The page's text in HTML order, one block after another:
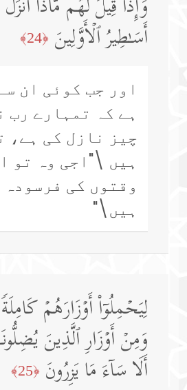
وَإِذَا قِیلَ لَهُم مَّاذَاۤ
أَسَـٰطِیرُ ٱلۡأَوَّلِینَ ﴿24﴾
اور جب کوئی ان
ہے کہ تمہارے رب
چیز نازل کی ہے،
ہیں \"اجی وہ تو
وقتوں کی
ہیں\"
لِیَحۡمِلُوۤا۟ أَوۡزَارَهُمۡ
وَمِنۡ أَوۡزَارِ ٱلَّذِینَ
أَلَا سَاۤءَ مَا یَزِرُونَ ﴿25﴾